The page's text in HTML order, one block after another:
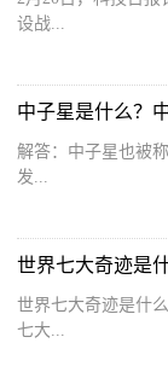
设战...
中子星是什么？
解答：中子星也被
发...
世界七大奇迹是
世界七大奇迹是什
七大...